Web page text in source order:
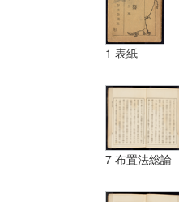
1 表紙
7 布置法総論